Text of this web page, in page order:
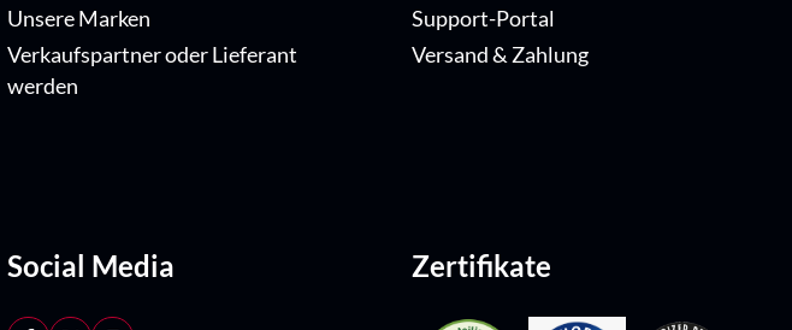
Unsere Marken
Verkaufspartner oder Lieferant
werden
Support-Portal
Versand & Zahlung
Social Media Zertifikate